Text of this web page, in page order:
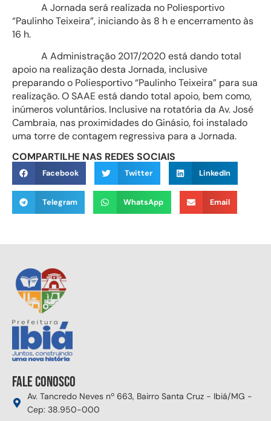
A Jornada será realizada no Poliesportivo
“Paulinho Teixeira”, iniciando às 8 h e encerramento às
16 h.
A Administração 2017/2020 está dando total
apoio na realização desta Jornada, inclusive
preparando o Poliesportivo “Paulinho Teixeira” para sua
realização. O SAAE está dando total apoio, bem como,
inúmeros voluntários. Inclusive na rotatória da Av. José
Cambraia, nas proximidades do Ginásio, foi instalado
uma torre de contagem regressiva para a Jornada.
COMPARTILHE NAS REDES SOCIAIS
Facebook Twitter LinkedIn
Telegram WhatsApp Email
Fale conosco
Av. Tancredo Neves nº 663, Bairro Santa Cruz - Ibiá/MG -
Cep: 38.950-000